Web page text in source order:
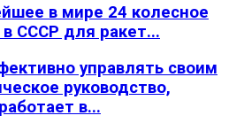
в мире 24 колесное
СССР для ракет...
управлять своим
руководство,
в...